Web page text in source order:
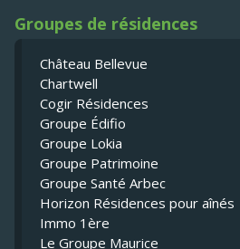
Groupes de résidences
Château Bellevue
Chartwell
Cogir Résidences
Groupe Édifio
Groupe Lokia
Groupe Patrimoine
Groupe Santé Arbec
Horizon Résidences pour aînés
Immo 1ère
Le Groupe Maurice